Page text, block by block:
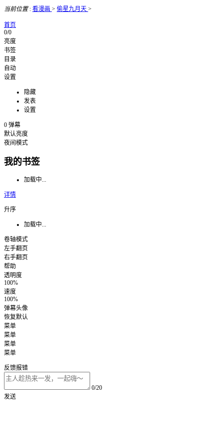
当前位置: 看漫画 > 偷星九月天 >
首页
0/0
亮度
书签
目录
自动
设置
隐藏
发表
设置
0 弹幕
默认亮度
夜间模式
我的书签
加载中...
详情
升序
加载中...
卷轴模式
左手翻页
右手翻页
帮助
透明度
100%
速度
100%
弹幕头像
恢复默认
菜单
菜单
菜单
菜单
反馈报错
0/20
发送